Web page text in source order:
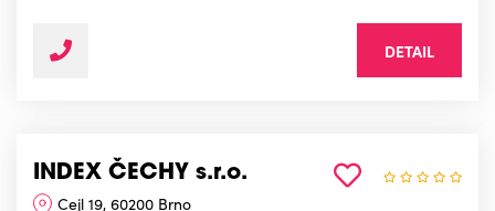
DETAIL
INDEX ČECHY s.r.o.
Cejl 19, 60200 Brno